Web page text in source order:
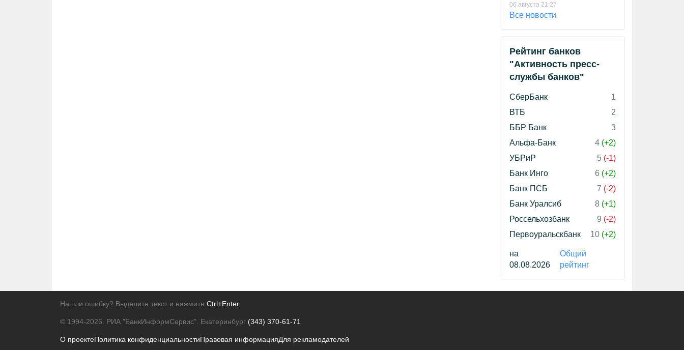
06 августа 21:27
Все новости
Рейтинг банков
"Активность пресс-
службы банков"
СберБанк
1
ВТБ
2
ББР Банк
3
Альфа-Банк
4 (+2)
УБРиР
5 (-1)
Банк Инго
6 (+2)
Банк ПСБ
7 (-2)
Банк Уралсиб
8 (+1)
Россельхозбанк
9 (-2)
Первоуральскбанк
10 (+2)
на
08.08.2026
Общий
рейтинг
Нашли ошибку? Выделите текст и нажмите Ctrl+Enter
© 1994-2026. РИА "БанкИнформСервис". Екатеринбург (343) 370-61-71
О проектеПолитика конфиденциальностиПравовая информацияДля рекламодателей